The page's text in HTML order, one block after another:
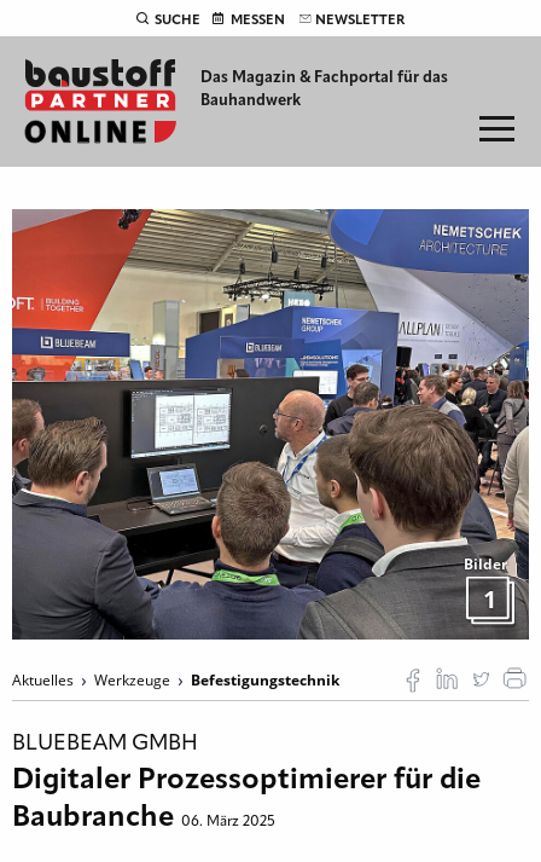
SUCHE MESSEN NEWSLETTER
Das Magazin & Fachportal für das
Bauhandwerk
Bilder
1
Aktuelles Werkzeuge Befestigungstechnik
BLUEBEAM GMBH
Digitaler Prozessoptimierer für die
Baubranche 06. März 2025